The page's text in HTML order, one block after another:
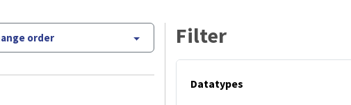
order Filter
Datatypes